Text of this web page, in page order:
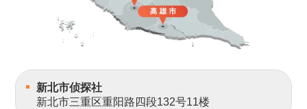
新北市侦探社
新北市三重区重阳路四段132号11楼